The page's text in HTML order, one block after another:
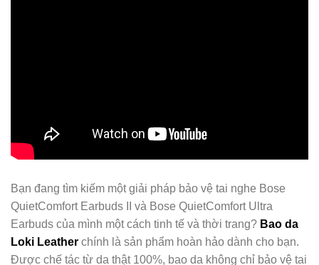
Bạn đang tìm kiếm một giải pháp bảo vệ tai nghe Bose
QuietComfort Earbuds II và Bose QuietComfort Ultra
Earbuds của mình một cách tinh tế và thời trang? Bao da
Loki Leather chính là sản phẩm hoàn hảo dành cho bạn.
Được chế tác từ da thật 100%, bao da không chỉ bảo vệ tai